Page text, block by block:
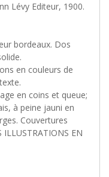
Lévy Editeur, 1900.
bordeaux. Dos
en couleurs de
en coins et queue;
à peine jauni en
Couvertures
EN